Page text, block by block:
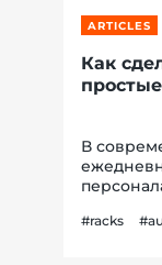
ARTICLES
Как
В
#racks